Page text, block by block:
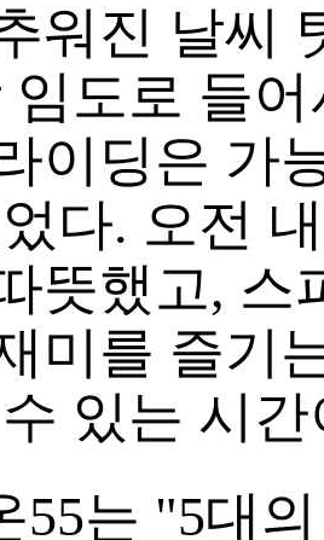
워진 날씨
임도로 들
이딩은 가
다. 오전
뜻했고, 스
미를 즐기
있는 시
55는 "5대